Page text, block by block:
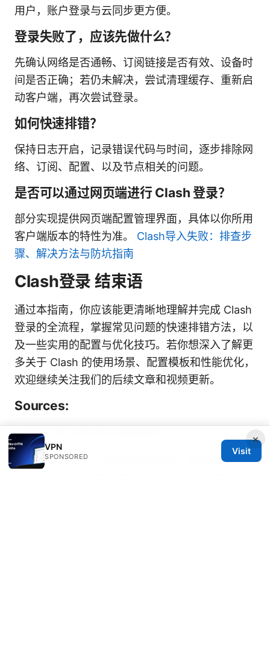
用户，账户登录与云同步更方便。
登录失败了，应该先做什么？
先确认网络是否通畅、订阅链接是否有效、设备时
间是否正确；若仍未解决，尝试清理缓存、重新启
动客户端，再次尝试登录。
如何快速排错？
保持日志开启，记录错误代码与时间，逐步排除网
络、订阅、配置、以及节点相关的问题。
是否可以通过网页端进行 Clash 登录？
部分实现提供网页端配置管理界面，具体以你所用
客户端版本的特性为准。 Clash导入失败：排查步
骤、解决方法与防坑指南
Clash登录 结束语
通过本指南，你应该能更清晰地理解并完成 Clash
登录的全流程，掌握常见问题的快速排错方法，以
及一些实用的配置与优化技巧。若你想深入了解更
多关于 Clash 的使用场景、配置模板和性能优化，
欢迎继续关注我们的后续文章和视频更新。
Sources:
Japan vpn chrome extension
Edgevpn login: complete guide to signing in,
×
VPN
SPONSORED
Visit